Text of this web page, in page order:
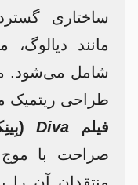
ساختاری
مانند
شامل می‌شود.
طراحی
فیلم Diva
صراحت با